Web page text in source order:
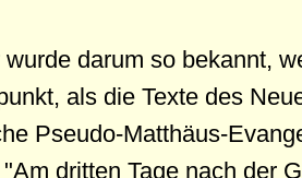
darum so bekannt,
als die Texte des
Pseudo-Matthäus-
dritten Tage nach der